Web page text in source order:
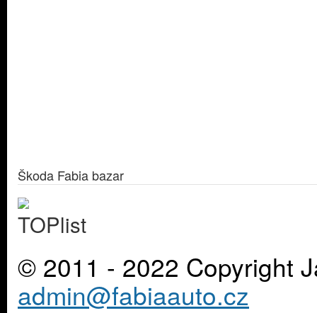
Škoda Fabia bazar
© 2011 - 2022 Copyright
admin@fabiaauto.cz